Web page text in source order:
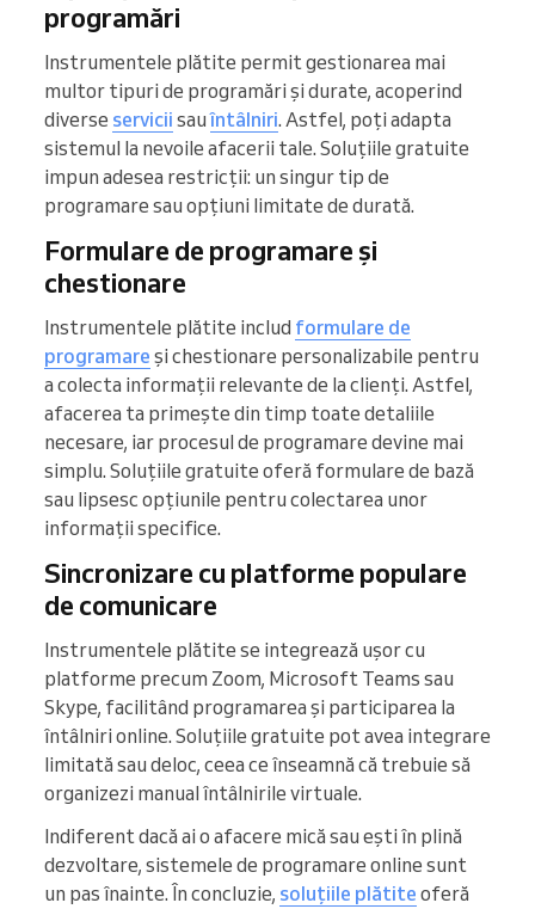
programări
Instrumentele plătite permit gestionarea mai
multor tipuri de programări și durate, acoperind
diverse servicii sauîntâlniri. Astfel, poți adapta
sistemul la nevoile afacerii tale. Soluțiile gratuite
impun adesea restricții: un singur tip de
programare sau opțiuni limitate de durată.
Formulare de programare și
chestionare
Instrumentele plătite includ formulare de
programare și chestionare personalizabile pentru
a colecta informații relevante de la clienți. Astfel,
afacerea ta primește din timp toate detaliile
necesare, iar procesul de programare devine mai
simplu. Soluțiile gratuite oferă formulare de bază
sau lipsesc opțiunile pentru colectarea unor
informații specifice.
Sincronizare cu platforme populare
de comunicare
Instrumentele plătite se integrează ușor cu
platforme precum Zoom, Microsoft Teams sau
Skype, facilitând programarea și participarea la
întâlniri online. Soluțiile gratuite pot avea integrare
limitată sau deloc, ceea ce înseamnă că trebuie să
organizezi manual întâlnirile virtuale.
Indiferent dacă ai o afacere mică sau ești în plină
dezvoltare, sistemele de programare online sunt
un pas înainte. În concluzie, soluțiile plătite oferă